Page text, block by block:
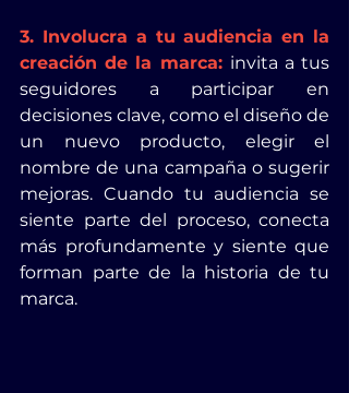
3. Involucra a tu audiencia en la
creación de la marca: invita a tus
seguidores a participar en
decisiones clave, como el diseño de
un nuevo producto, elegir el
nombre de una campaña o sugerir
mejoras. Cuando tu audiencia se
siente parte del proceso, conecta
más profundamente y siente que
forman parte de la historia de tu
marca.